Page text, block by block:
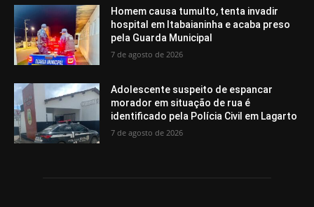
Homem causa tumulto, tenta invadir
hospital em Itabaianinha e acaba preso
pela Guarda Municipal
7 de agosto de 2026
Adolescente suspeito de espancar
morador em situação de rua é
identificado pela Polícia Civil em Lagarto
7 de agosto de 2026